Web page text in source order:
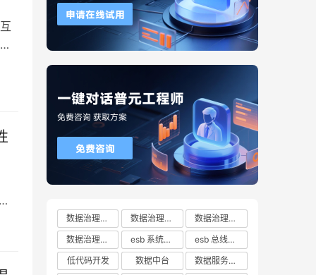
数据治理方案 数据治理方案哪家好
数据治理方案有哪些
数据治理方案推荐
esb 系统都有哪些
esb 总线十大厂商排行榜
低代码开发
数据中台
数据服务总线